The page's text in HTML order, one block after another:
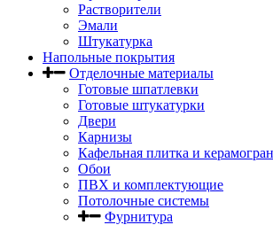
Растворители
Эмали
Штукатурка
Напольные покрытия
Отделочные материалы
Готовые шпатлевки
Готовые штукатурки
Двери
Карнизы
Кафельная плитка и
Обои
ПВХ и комплектующие
Потолочные системы
Фурнитура